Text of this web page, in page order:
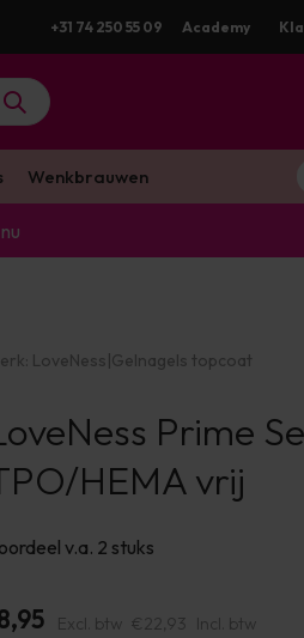
Dezelfde werkdag verstuurd
+31 74 250 55 09 Academy
Wenkbrauwen
LoveNess|Gelnagels topcoat
Prime
HEMA vrij
v.a. 2 stuks
Excl. btw €22,93 Incl. btw